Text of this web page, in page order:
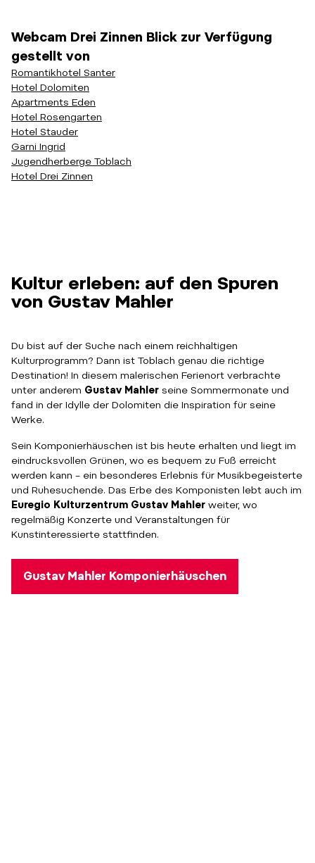
Webcam Drei Zinnen Blick zur Verfügung
gestellt von
Romantikhotel Santer
Hotel Dolomiten
Apartments Eden
Hotel Rosengarten
Hotel Stauder
Garni Ingrid
Jugendherberge Toblach
Hotel Drei Zinnen
Kultur erleben: auf den Spuren
von Gustav Mahler
Du bist auf der Suche nach einem reichhaltigen
Kulturprogramm? Dann ist Toblach genau die richtige
Destination! In diesem malerischen Ferienort verbrachte
unter anderem Gustav Mahler seine Sommermonate und
fand in der Idylle der Dolomiten die Inspiration für seine
Werke.
Sein Komponierhäuschen ist bis heute erhalten und liegt im
eindrucksvollen Grünen, wo es bequem zu Fuß erreicht
werden kann – ein besonderes Erlebnis für Musikbegeisterte
und Ruhesuchende. Das Erbe des Komponisten lebt auch im
Euregio Kulturzentrum Gustav Mahler weiter, wo
regelmäßig Konzerte und Veranstaltungen für
Kunstinteressierte stattfinden.
Gustav Mahler Komponierhäuschen